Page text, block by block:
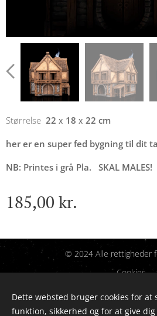
Størrelse 22 x 18 x 22 cm
her er en super fed bygning til dit
NB: Printes i grå Pla. SKAL MALES!
185,00 kr.
© 2024 Alle rettigheder
Cookies
Sprog
Dansk
Dette websted bruger cookies for at
funktion, sikkerhed og for at give